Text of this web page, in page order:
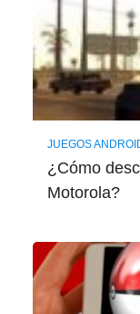
JUEGOS
¿Cómo
Motorola?